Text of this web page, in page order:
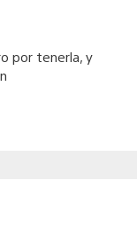
por tenerla, y